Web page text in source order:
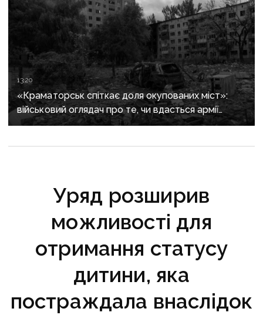
13:20
«Краматорськ спіткає доля окупованих міст»:
військовий оглядач про те, чи вдасться армії
рф захопити останню агломерацію Донеччини до
Уряд розширив
можливості для
отримання статусу
дитини, яка
постраждала внаслідок